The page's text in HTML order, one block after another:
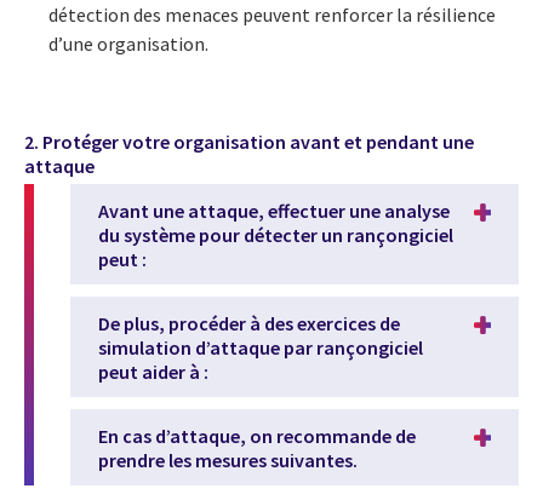
détection des menaces peuvent renforcer la résilience
d’une organisation.
2. Protéger votre organisation avant et pendant une
attaque
Avant une attaque, effectuer une analyse
du système pour détecter un rançongiciel
peut :
De plus, procéder à des exercices de
simulation d’attaque par rançongiciel
peut aider à :
En cas d’attaque, on recommande de
prendre les mesures suivantes.